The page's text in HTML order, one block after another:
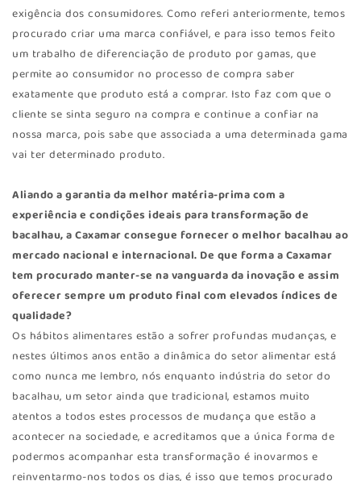
exigência dos consumidores. Como referi anteriormente, temos
procurado criar uma marca confiável, e para isso temos feito
um trabalho de diferenciação de produto por gamas, que
permite ao consumidor no processo de compra saber
exatamente que produto está a comprar. Isto faz com que o
cliente se sinta seguro na compra e continue a confiar na
nossa marca, pois sabe que associada a uma determinada gama
vai ter determinado produto.
Aliando a garantia da melhor matéria-prima com a
experiência e condições ideais para transformação de
bacalhau, a Caxamar consegue fornecer o melhor bacalhau ao
mercado nacional e internacional. De que forma a Caxamar
tem procurado manter-se na vanguarda da inovação e assim
oferecer sempre um produto final com elevados índices de
qualidade?
Os hábitos alimentares estão a sofrer profundas mudanças, e
nestes últimos anos então a dinâmica do setor alimentar está
como nunca me lembro, nós enquanto indústria do setor do
bacalhau, um setor ainda que tradicional, estamos muito
atentos a todos estes processos de mudança que estão a
acontecer na sociedade, e acreditamos que a única forma de
podermos acompanhar esta transformação é inovarmos e